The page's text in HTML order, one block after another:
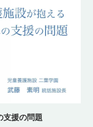
支援の問題